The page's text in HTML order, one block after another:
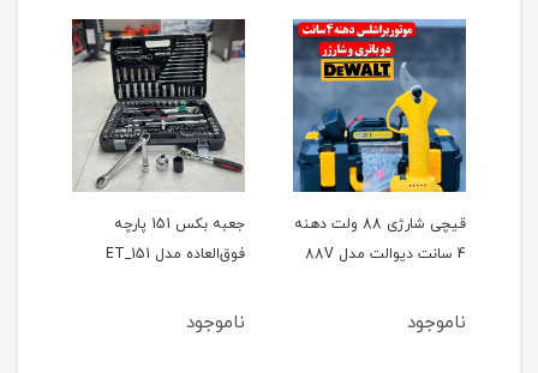
قیچی شارژی 88 ولت دهنه
4 سانت دیوالت مدل 88V
ناموجود
جعبه بکس 151 پارچه
فوق‌العاده مدل ET_151
ناموجود